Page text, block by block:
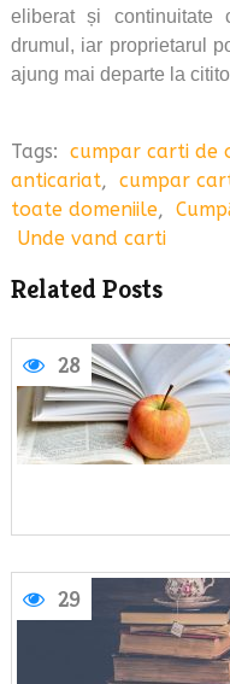
eliberat și continuitate
drumul, iar proprietarul
ajung mai departe la
Tags: cumpar carti de
anticariat, cumpar
toate domeniile,
Unde vand carti
Related Posts
28
29